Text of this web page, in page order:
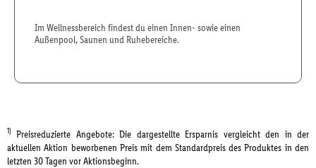
Im Wellnessbereich findest du einen Innen- sowie einen
Außenpool, Saunen und Ruhebereiche.
1) Preisreduzierte Angebote: Die dargestellte Ersparnis vergleicht den in der
aktuellen Aktion beworbenen Preis mit dem Standardpreis des Produktes in den
letzten 30 Tagen vor Aktionsbeginn.